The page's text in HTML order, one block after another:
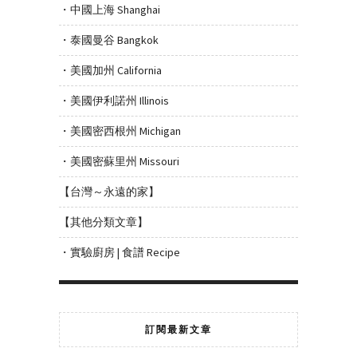
・中國上海 Shanghai
・泰國曼谷 Bangkok
・美國加州 California
・美國伊利諾州 Illinois
・美國密西根州 Michigan
・美國密蘇里州 Missouri
【台灣～永遠的家】
【其他分類文章】
・實驗廚房 | 食譜 Recipe
訂閱最新文章